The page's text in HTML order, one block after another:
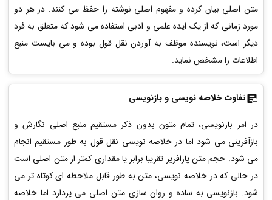
متن اصلی بیان کرده و مفهوم اصلی نوشته را حفظ می کنند. در هر دو
مورد زمانی که از یک ایده علمی و ادبی استفاده می شود که متعلق به فرد
دیگر است، نویسنده موظف به آوردن نقل قول بوده و می بایست منبع
اطلاعات را مشخص نماید.
تفاوت خلاصه نویسی و بازنویسی
در امر بازنویسی، تمام متون بدون ذکر مستقیم منبع اصلی نگارش و
بازآفرینی می شود اما در خلاصه نویسی نقل قول به طور مستقیم انجام
می شود. حجم متن پارافریز تقریبا برابر یا مقداری کمتر از متن اصلی است
در حالی که در خلاصه نویسی، متن به طور قابل ملاحظه ای کوتاه تر می
شود. بازنویسی به ساده و روان سازی متن اصلی می پردازد اما خلاصه